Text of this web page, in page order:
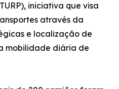
iniciativa que visa
através da
e localização de
mobilidade diária de